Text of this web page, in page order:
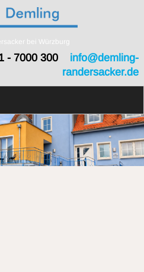
bei Würzburg
- 7000 300 info@demling-
randersacker.de